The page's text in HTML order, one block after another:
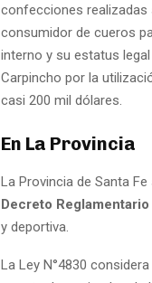
confecciones realizadas
consumidor de cueros
interno y su estatus
Carpincho por la
casi 200 mil dólares.
En La Provincia
La Provincia de Santa
Decreto
y deportiva.
La Ley N°4830